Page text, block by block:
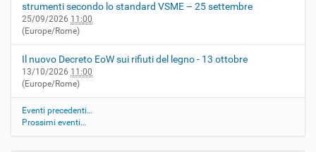
strumenti secondo lo standard VSME – 25 settembre
25/09/2026 11:00
(Europe/Rome)
Il nuovo Decreto EoW sui rifiuti del legno - 13 ottobre
13/10/2026 11:00
(Europe/Rome)
Eventi precedenti…
Prossimi eventi…